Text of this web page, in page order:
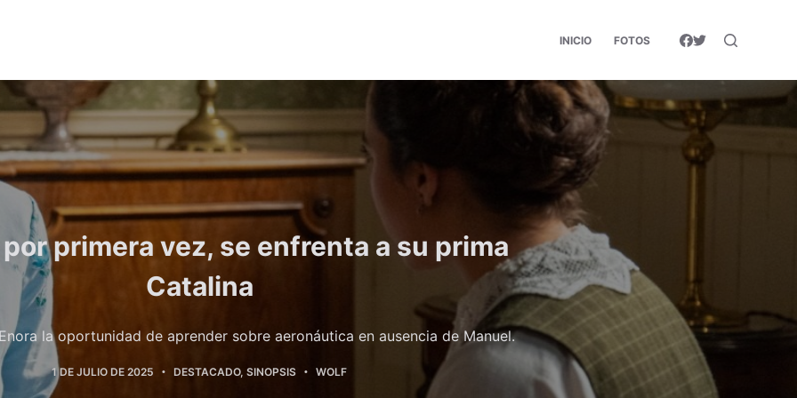
INICIO FOTOS
primera vez, se enfrenta a su prima
Catalina
la oportunidad de aprender sobre aeronáutica en ausencia de Manuel.
1 DE JULIO DE 2025 DESTACADO, SINOPSIS WOLF